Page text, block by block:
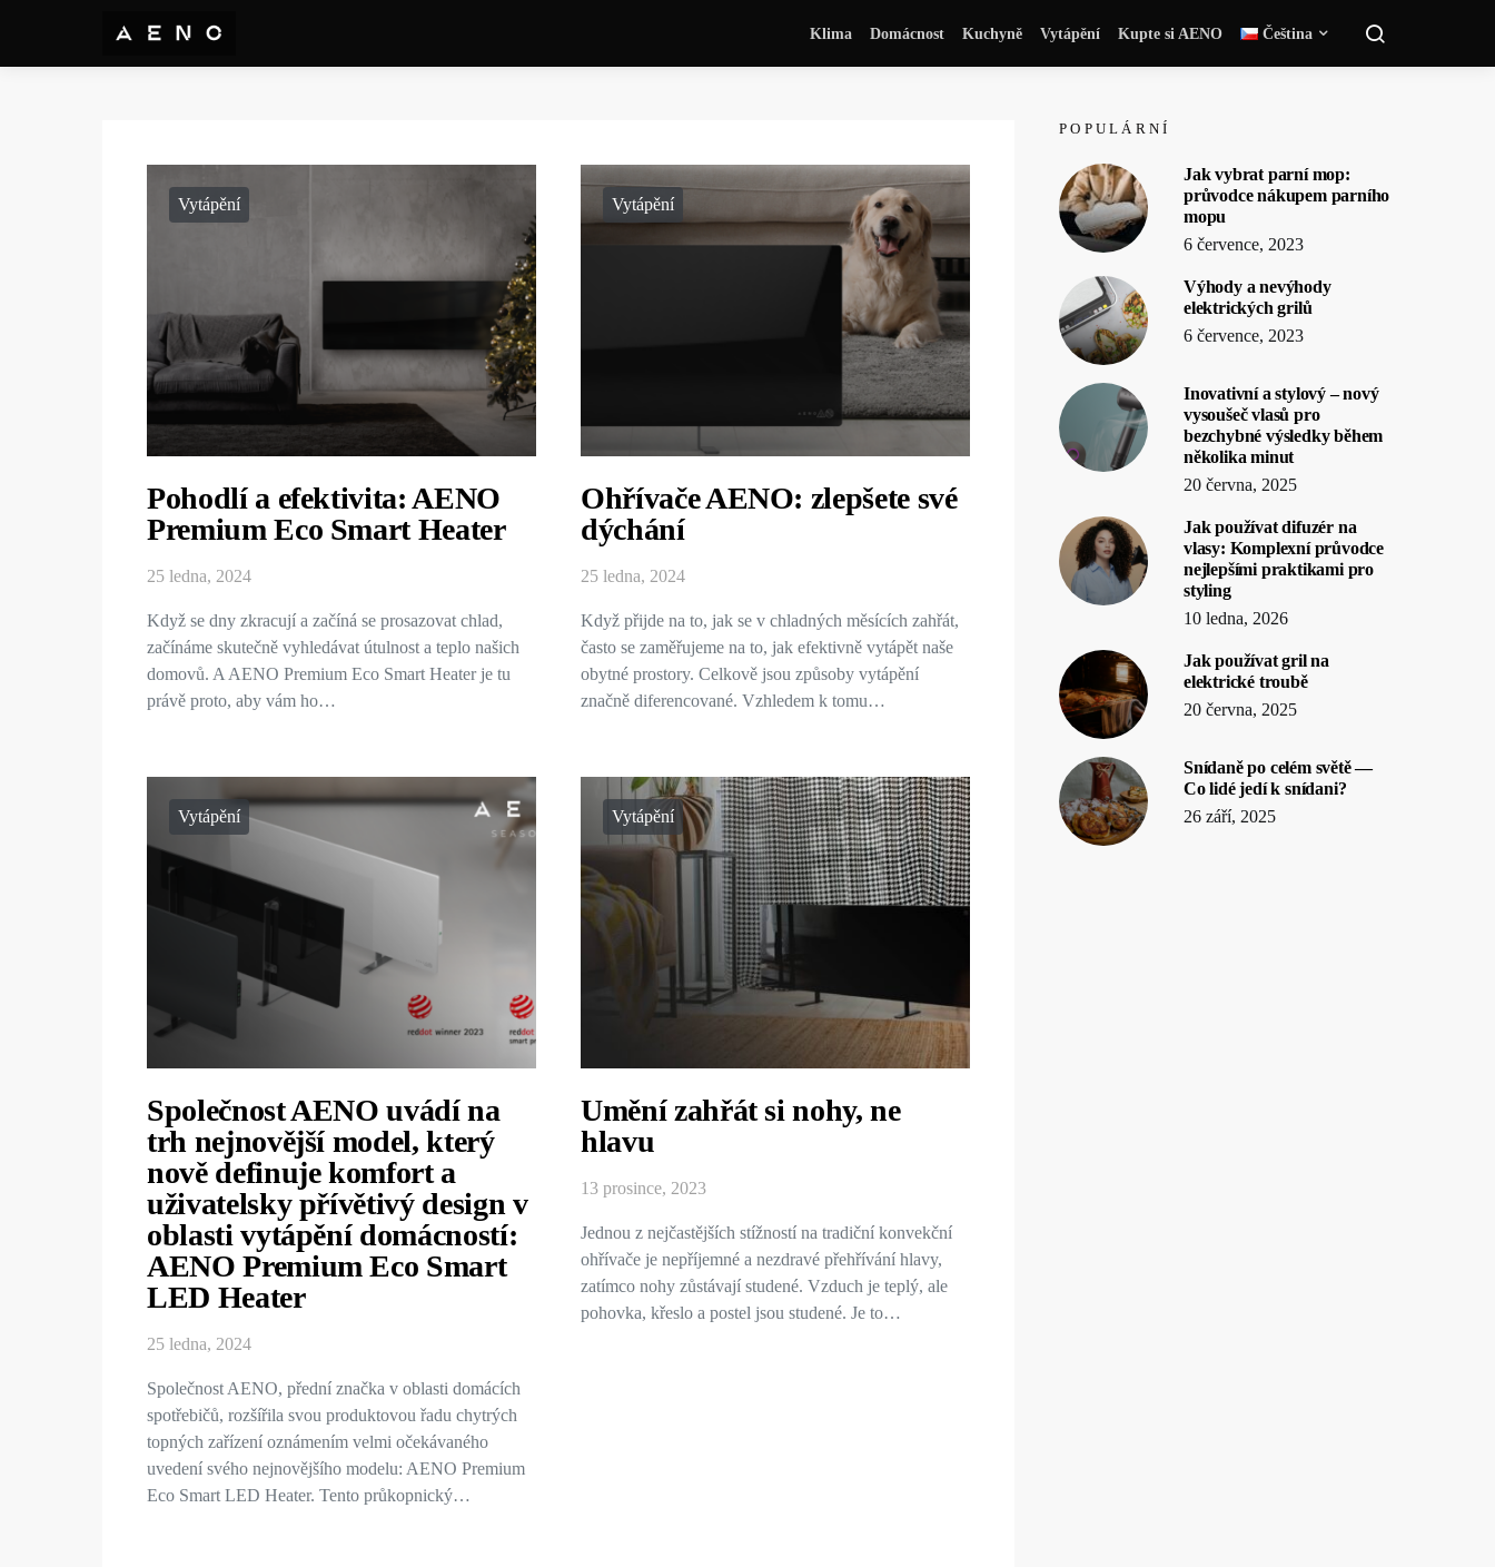
Klima Domácnost Kuchyně Vytápění Kupte si AENO Čeština
Vytápění
Pohodlí a efektivita: AENO
Premium Eco Smart Heater
25 ledna, 2024
Když se dny zkracují a začíná se prosazovat chlad,
začínáme skutečně vyhledávat útulnost a teplo našich
domovů. A AENO Premium Eco Smart Heater je tu
právě proto, aby vám ho…
Vytápění
Ohřívače AENO: zlepšete své
dýchání
25 ledna, 2024
Když přijde na to, jak se v chladných měsících zahřát,
často se zaměřujeme na to, jak efektivně vytápět naše
obytné prostory. Celkově jsou způsoby vytápění
značně diferencované. Vzhledem k tomu…
Vytápění
Společnost AENO uvádí na
trh nejnovější model, který
nově definuje komfort a
uživatelsky přívětivý design v
oblasti vytápění domácností:
AENO Premium Eco Smart
LED Heater
25 ledna, 2024
Společnost AENO, přední značka v oblasti domácích
spotřebičů, rozšířila svou produktovou řadu chytrých
topných zařízení oznámením velmi očekávaného
uvedení svého nejnovějšího modelu: AENO Premium
Eco Smart LED Heater. Tento průkopnický…
Vytápění
Umění zahřát si nohy, ne
hlavu
13 prosince, 2023
Jednou z nejčastějších stížností na tradiční konvekční
ohřívače je nepříjemné a nezdravé přehřívání hlavy,
zatímco nohy zůstávají studené. Vzduch je teplý, ale
pohovka, křeslo a postel jsou studené. Je to…
POPULÁRNÍ
Jak vybrat parní mop:
průvodce nákupem parního
mopu
6 července, 2023
Výhody a nevýhody
elektrických grilů
6 července, 2023
Inovativní a stylový – nový
vysoušeč vlasů pro
bezchybné výsledky během
několika minut
20 června, 2025
Jak používat difuzér na
vlasy: Komplexní průvodce
nejlepšími praktikami pro
styling
10 ledna, 2026
Jak používat gril na
elektrické troubě
20 června, 2025
Snídaně po celém světě —
Co lidé jedí k snídani?
26 září, 2025